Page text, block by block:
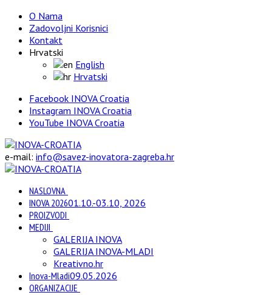
O Nama
Zadovoljni Korisnici
Kontakt
Hrvatski
English
Hrvatski
Facebook INOVA Croatia
Instagram INOVA Croatia
YouTube INOVA Croatia
e-mail: info@savez-inovatora-zagreba.hr
NASLOVNA
INOVA 202601.10.-03.10, 2026
PROIZVODI
MEDIJI
GALERIJA INOVA
GALERIJA INOVA-MLADI
Kreativno.hr
Inova-Mladi09.05.2026
ORGANIZACIJE